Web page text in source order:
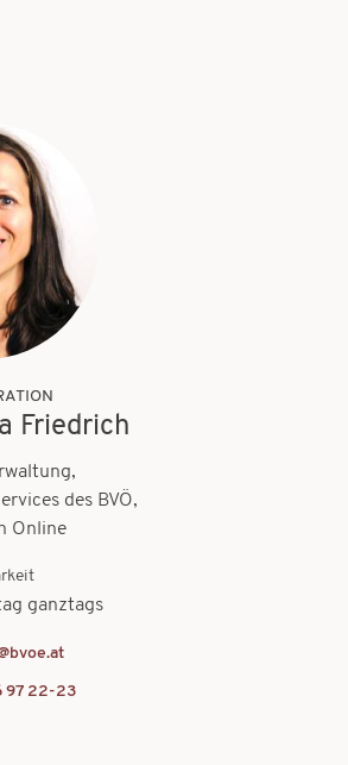
Friedrich
des BVÖ,
Online
ganztags
97 22-23